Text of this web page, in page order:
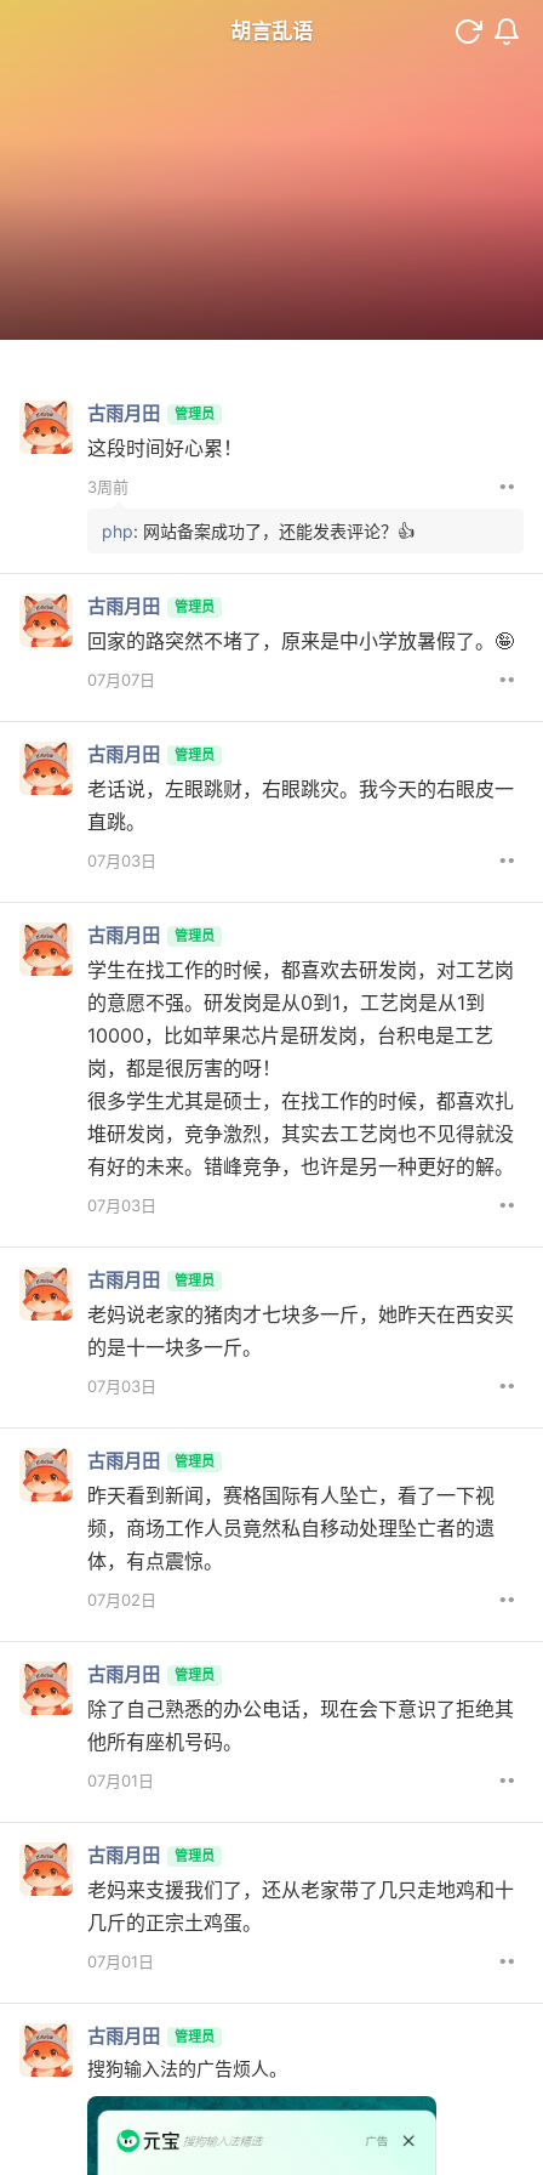
胡言乱语
古雨月田 管理员
这段时间好心累！
3周前 ••
php: 网站备案成功了，还能发表评论？👍
古雨月田 管理员
回家的路突然不堵了，原来是中小学放暑假了。🤪
07月07日 ••
古雨月田 管理员
老话说，左眼跳财，右眼跳灾。我今天的右眼皮一
直跳。
07月03日 ••
古雨月田 管理员
学生在找工作的时候，都喜欢去研发岗，对工艺岗
的意愿不强。研发岗是从0到1，工艺岗是从1到
10000，比如苹果芯片是研发岗，台积电是工艺
岗，都是很厉害的呀！
很多学生尤其是硕士，在找工作的时候，都喜欢扎
堆研发岗，竞争激烈，其实去工艺岗也不见得就没
有好的未来。错峰竞争，也许是另一种更好的解。
07月03日 ••
古雨月田 管理员
老妈说老家的猪肉才七块多一斤，她昨天在西安买
的是十一块多一斤。
07月03日 ••
古雨月田 管理员
昨天看到新闻，赛格国际有人坠亡，看了一下视
频，商场工作人员竟然私自移动处理坠亡者的遗
体，有点震惊。
07月02日 ••
古雨月田 管理员
除了自己熟悉的办公电话，现在会下意识了拒绝其
他所有座机号码。
07月01日 ••
古雨月田 管理员
老妈来支援我们了，还从老家带了几只走地鸡和十
几斤的正宗土鸡蛋。
07月01日 ••
古雨月田 管理员
搜狗输入法的广告烦人。